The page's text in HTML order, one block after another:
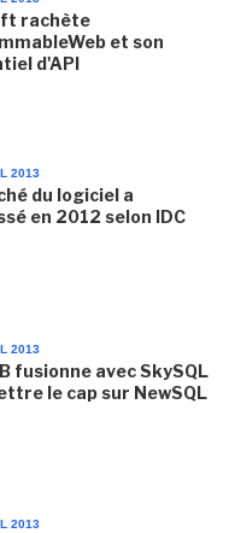
rachète
et son
d'API
2013
du logiciel a
en 2012 selon IDC
2013
fusionne avec SkySQL
le cap sur NewSQL
2013